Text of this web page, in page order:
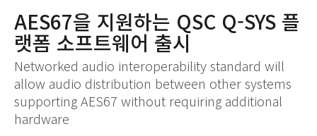
AES67을 지원하는 QSC Q-SYS 플
랫폼 소프트웨어 출시
Networked audio interoperability standard will
allow audio distribution between other systems
supporting AES67 without requiring additional
hardware